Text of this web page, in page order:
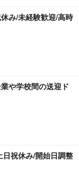
み/未経験歓迎/高時
や学校間の送迎ド
祝休み/開始日調整